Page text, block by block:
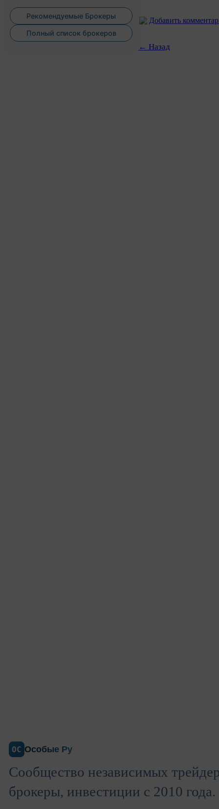
Рекомендуемые Брокеры
Полный список брокеров
Добавить
← Назад
ОС Особые Ру
Сообщество независимых
брокеры, инвестиции с 2010 года.